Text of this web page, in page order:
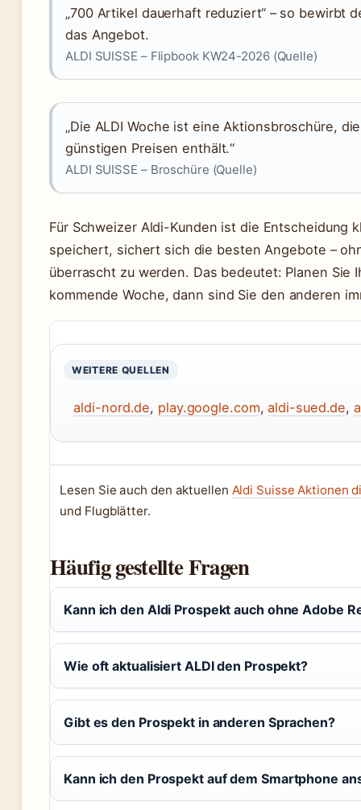
„700 Artikel dauerhaft reduziert“ – so bewirbt
das Angebot.
ALDI SUISSE – Flipbook KW24-2026 (Quelle)
„Die ALDI Woche ist eine Aktionsbroschüre,
günstigen Preisen enthält.“
ALDI SUISSE – Broschüre (Quelle)
Für Schweizer Aldi-Kunden ist die Entscheidung
speichert, sichert sich die besten Angebote –
überrascht zu werden. Das bedeutet: Planen Sie
kommende Woche, dann sind Sie den anderen
WEITERE QUELLEN
aldi-nord.de, play.google.com,aldi-sued.de,
Lesen Sie auch den aktuellen Aldi Suisse Aktionen
und Flugblätter.
Häufig gestellte Fragen
Kann ich den Aldi Prospekt auch ohne Adobe
Wie oft aktualisiert ALDI den Prospekt?
Gibt es den Prospekt in anderen Sprachen?
Kann ich den Prospekt auf dem Smartphone